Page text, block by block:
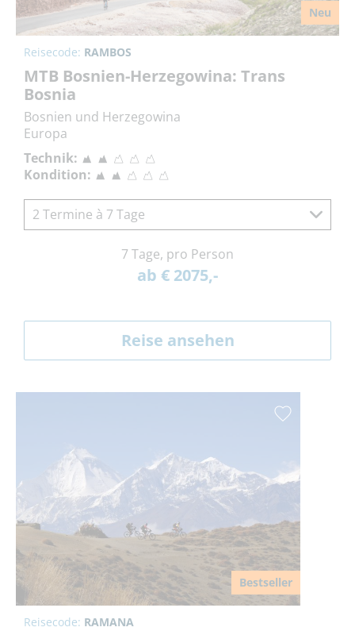
Neu
Reisecode: RAMBOS
MTB Bosnien-Herzegowina: Trans
Bosnia
Bosnien und Herzegowina
Europa
Technik:
Kondition:
2 Termine à 7 Tage
7 Tage, pro Person
ab € 2075,-
Reise ansehen
Bestseller
Reisecode: RAMANA